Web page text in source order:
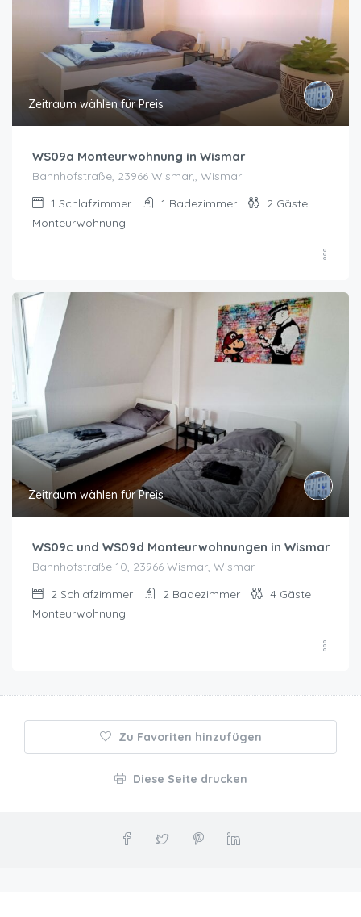
Zeitraum wählen für Preis
WS09a Monteurwohnung in Wismar
Bahnhofstraße, 23966 Wismar,, Wismar
1 Schlafzimmer 1 Badezimmer 2 Gäste
Monteurwohnung
Zeitraum wählen für Preis
WS09c und WS09d Monteurwohnungen in Wismar
Bahnhofstraße 10, 23966 Wismar, Wismar
2 Schlafzimmer 2 Badezimmer 4 Gäste
Monteurwohnung
Zu Favoriten hinzufügen
Diese Seite drucken